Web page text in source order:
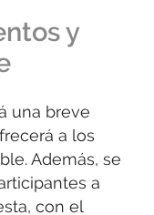
y
una breve
a los
Además, se
a
con el